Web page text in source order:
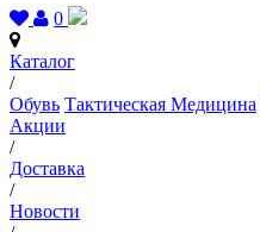
0
Каталог
/
Обувь Тактическая Медицина
Акции
/
Доставка
/
Новости